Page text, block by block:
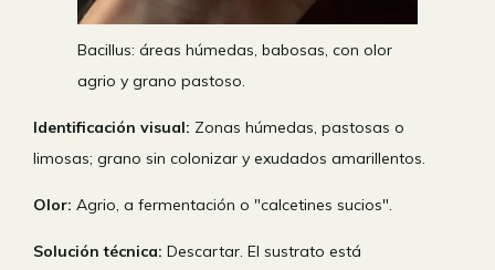
Bacillus: áreas húmedas, babosas, con olor
agrio y grano pastoso.
Identificación visual: Zonas húmedas, pastosas o
limosas; grano sin colonizar y exudados amarillentos.
Olor: Agrio, a fermentación o "calcetines sucios".
Solución técnica: Descartar. El sustrato está